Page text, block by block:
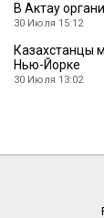
В Актау
30 Июля 15:12
Казахстанцы
Нью-Йорке
30 Июля 13:02